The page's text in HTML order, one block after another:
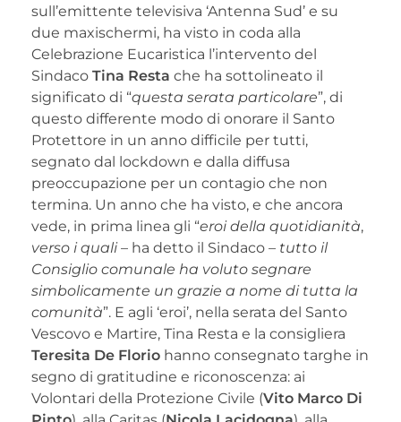
sull’emittente televisiva ‘Antenna Sud’ e su
due maxischermi, ha visto in coda alla
Celebrazione Eucaristica l’intervento del
Sindaco Tina Resta che ha sottolineato il
significato di “questa serata particolare”, di
questo differente modo di onorare il Santo
Protettore in un anno difficile per tutti,
segnato dal lockdown e dalla diffusa
preoccupazione per un contagio che non
termina. Un anno che ha visto, e che ancora
vede, in prima linea gli “eroi della quotidianità,
verso i quali– ha detto il Sindaco – tutto il
Consiglio comunale ha voluto segnare
simbolicamente un grazie a nome di tutta la
comunità”. E agli ‘eroi’, nella serata del Santo
Vescovo e Martire, Tina Resta e la consigliera
Teresita De Florio hanno consegnato targhe in
segno di gratitudine e riconoscenza: ai
Volontari della Protezione Civile (Vito Marco Di